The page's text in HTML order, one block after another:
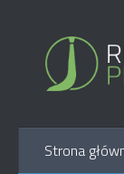
Strona